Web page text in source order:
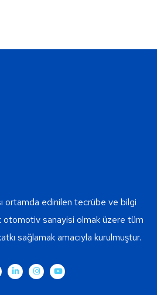
ortamda edinilen tecrübe ve bilgi
otomotiv sanayisi olmak üzere tüm
sağlamak amacıyla kurulmuştur.